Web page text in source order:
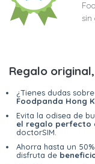
sin
Regalo
¿Tienes dudas
Foodpanda Hong
Evita la odisea de
el regalo perfecto
doctorSIM.
Ahorra hasta un
disfruta de